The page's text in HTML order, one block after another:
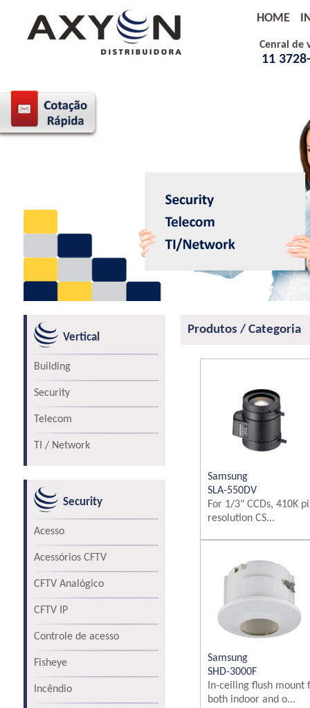
Cenral de
11
HOME
Vertical
Building
Security
Telecom
TI / Network
Security
Acesso
Acessórios CFTV
CFTV Analógico
CFTV IP
Controle de acesso
Fisheye
Incêndio
Produtos / Categoria
Samsung
SLA-550DV
For 1/3" CCDs, 410K
resolution CS...
Samsung
SHD-3000F
In-ceiling flush mount
both indoor and o...